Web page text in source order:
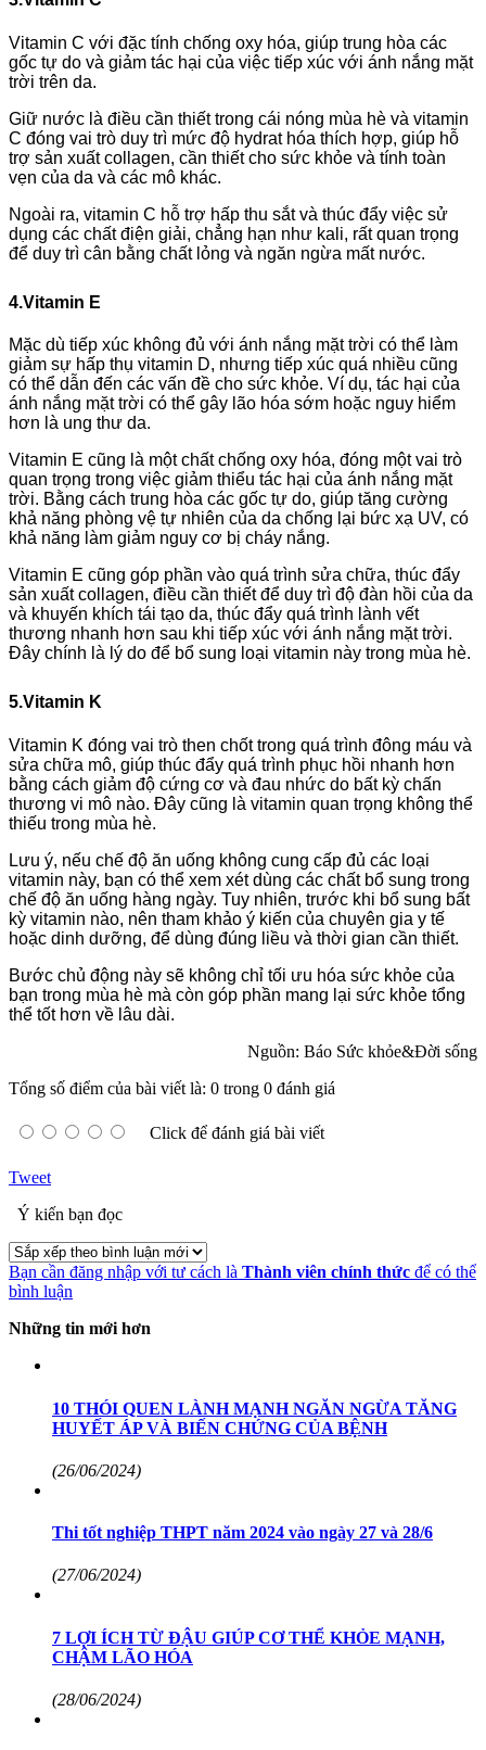
Vitamin C với đặc tính chống oxy hóa, giúp trung hòa các
gốc tự do và giảm tác hại của việc tiếp xúc với ánh nắng mặt
trời trên da.
Giữ nước là điều cần thiết trong cái nóng mùa hè và vitamin
C đóng vai trò duy trì mức độ hydrat hóa thích hợp, giúp hỗ
trợ sản xuất collagen, cần thiết cho sức khỏe và tính toàn
vẹn của da và các mô khác.
Ngoài ra, vitamin C hỗ trợ hấp thu sắt và thúc đẩy việc sử
dụng các chất điện giải, chẳng hạn như kali, rất quan trọng
để duy trì cân bằng chất lỏng và ngăn ngừa mất nước.
4.Vitamin E
Mặc dù tiếp xúc không đủ với ánh nắng mặt trời có thể làm
giảm sự hấp thụ vitamin D, nhưng tiếp xúc quá nhiều cũng
có thể dẫn đến các vấn đề cho sức khỏe. Ví dụ, tác hại của
ánh nắng mặt trời có thể gây lão hóa sớm hoặc nguy hiểm
hơn là ung thư da.
Vitamin E cũng là một chất chống oxy hóa, đóng một vai trò
quan trọng trong việc giảm thiểu tác hại của ánh nắng mặt
trời. Bằng cách trung hòa các gốc tự do, giúp tăng cường
khả năng phòng vệ tự nhiên của da chống lại bức xạ UV, có
khả năng làm giảm nguy cơ bị cháy nắng.
Vitamin E cũng góp phần vào quá trình sửa chữa, thúc đẩy
sản xuất collagen, điều cần thiết để duy trì độ đàn hồi của da
và khuyến khích tái tạo da, thúc đẩy quá trình lành vết
thương nhanh hơn sau khi tiếp xúc với ánh nắng mặt trời.
Đây chính là lý do để bổ sung loại vitamin này trong mùa hè.
5.Vitamin K
Vitamin K đóng vai trò then chốt trong quá trình đông máu và
sửa chữa mô, giúp thúc đẩy quá trình phục hồi nhanh hơn
bằng cách giảm độ cứng cơ và đau nhức do bất kỳ chấn
thương vi mô nào. Đây cũng là vitamin quan trọng không thể
thiếu trong mùa hè.
Lưu ý, nếu chế độ ăn uống không cung cấp đủ các loại
vitamin này, bạn có thể xem xét dùng các chất bổ sung trong
chế độ ăn uống hàng ngày. Tuy nhiên, trước khi bổ sung bất
kỳ vitamin nào, nên tham khảo ý kiến của chuyên gia y tế
hoặc dinh dưỡng, để dùng đúng liều và thời gian cần thiết.
Bước chủ động này sẽ không chỉ tối ưu hóa sức khỏe của
bạn trong mùa hè mà còn góp phần mang lại sức khỏe tổng
thể tốt hơn về lâu dài.
Nguồn: Báo Sức khỏe&Đời sống
Tổng số điểm của bài viết là: 0 trong 0 đánh giá
Click để đánh giá bài viết
Tweet
Ý kiến bạn đọc
Bạn cần đăng nhập với tư cách là Thành viên chính thức để có thể
bình luận
Những tin mới hơn
10 THÓI QUEN LÀNH MẠNH NGĂN NGỪA TĂNG
HUYẾT ÁP VÀ BIẾN CHỨNG CỦA BỆNH
(26/06/2024)
Thi tốt nghiệp THPT năm 2024 vào ngày 27 và 28/6
(27/06/2024)
7 LỢI ÍCH TỪ ĐẬU GIÚP CƠ THỂ KHỎE MẠNH,
CHẬM LÃO HÓA
(28/06/2024)